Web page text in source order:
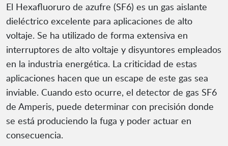
El Hexafluoruro de azufre (SF6) es un gas aislante
dieléctrico excelente para aplicaciones de alto
voltaje. Se ha utilizado de forma extensiva en
interruptores de alto voltaje y disyuntores empleados
en la industria energética. La criticidad de estas
aplicaciones hacen que un escape de este gas sea
inviable. Cuando esto ocurre, el detector de gas SF6
de Amperis, puede determinar con precisión donde
se está produciendo la fuga y poder actuar en
consecuencia.